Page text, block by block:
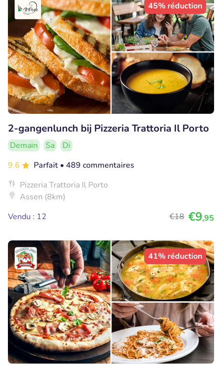
45% réduction
2-gangenlunch bij Pizzeria Trattoria Il Porto
Demain Sa
Di
9.6
Parfait • 489 commentaires
Pizzeria Trattoria Il Porto
Assen (8km)
Vendu : 12
€18 €9,95
41% réduction